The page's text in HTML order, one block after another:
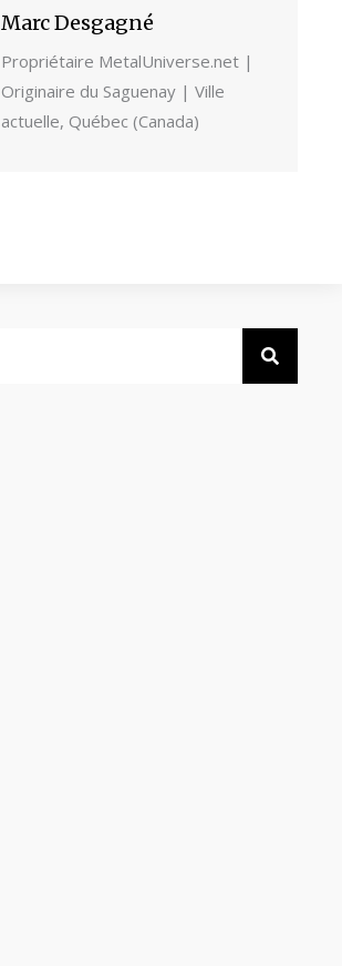
Marc Desgagné
Propriétaire MetalUniverse.net |
Originaire du Saguenay | Ville
actuelle, Québec (Canada)